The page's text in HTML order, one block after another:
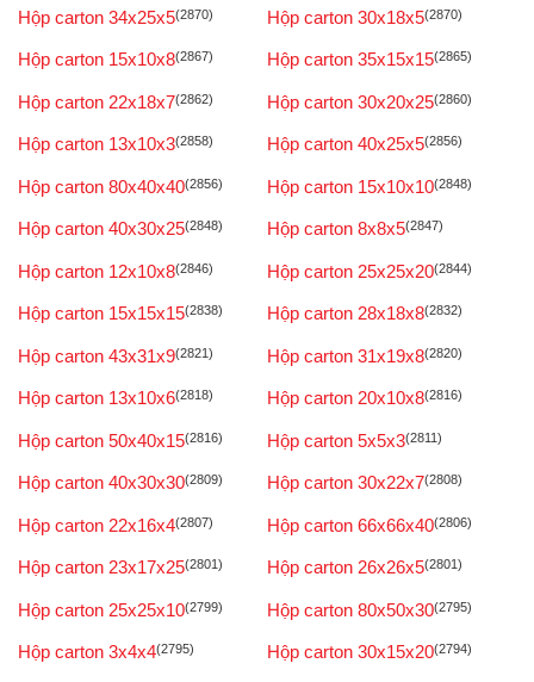
Hộp carton 34x25x5(2870) Hộp carton 30x18x5(2870)
Hộp carton 15x10x8(2867) Hộp carton 35x15x15(2865)
Hộp carton 22x18x7(2862) Hộp carton 30x20x25(2860)
Hộp carton 13x10x3(2858) Hộp carton 40x25x5(2856)
Hộp carton 80x40x40(2856) Hộp carton 15x10x10(2848)
Hộp carton 40x30x25(2848) Hộp carton 8x8x5(2847)
Hộp carton 12x10x8(2846) Hộp carton 25x25x20(2844)
Hộp carton 15x15x15(2838) Hộp carton 28x18x8(2832)
Hộp carton 43x31x9(2821) Hộp carton 31x19x8(2820)
Hộp carton 13x10x6(2818) Hộp carton 20x10x8(2816)
Hộp carton 50x40x15(2816) Hộp carton 5x5x3(2811)
Hộp carton 40x30x30(2809) Hộp carton 30x22x7(2808)
Hộp carton 22x16x4(2807) Hộp carton 66x66x40(2806)
Hộp carton 23x17x25(2801) Hộp carton 26x26x5(2801)
Hộp carton 25x25x10(2799) Hộp carton 80x50x30(2795)
Hộp carton 3x4x4(2795) Hộp carton 30x15x20(2794)